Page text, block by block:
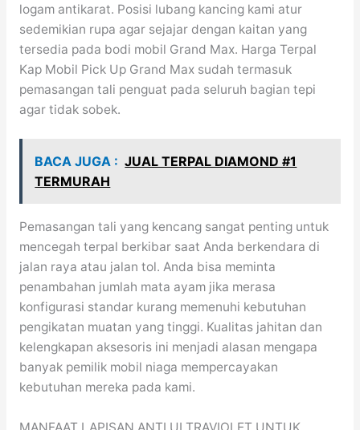
logam antikarat. Posisi lubang kancing kami atur
sedemikian rupa agar sejajar dengan kaitan yang
tersedia pada bodi mobil Grand Max. Harga Terpal
Kap Mobil Pick Up Grand Max sudah termasuk
pemasangan tali penguat pada seluruh bagian tepi
agar tidak sobek.
BACA JUGA : JUAL TERPAL DIAMOND #1
TERMURAH
Pemasangan tali yang kencang sangat penting untuk
mencegah terpal berkibar saat Anda berkendara di
jalan raya atau jalan tol. Anda bisa meminta
penambahan jumlah mata ayam jika merasa
konfigurasi standar kurang memenuhi kebutuhan
pengikatan muatan yang tinggi. Kualitas jahitan dan
kelengkapan aksesoris ini menjadi alasan mengapa
banyak pemilik mobil niaga mempercayakan
kebutuhan mereka pada kami.
MANFAAT LAPISAN ANTI ULTRAVIOLET UNTUK